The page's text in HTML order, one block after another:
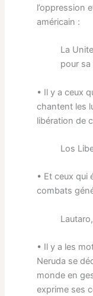
l’oppression
américain :
La
pour
• Il y a ceux
chantent les
libération de
Los
• Et ceux qui
combats
• Il y a les
Neruda se
monde en
exprime ses